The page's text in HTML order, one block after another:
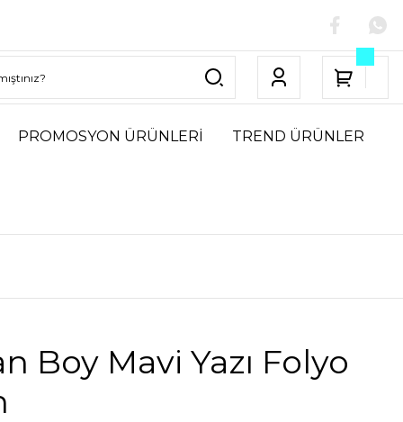
PROMOSYON ÜRÜNLERİ TREND ÜRÜNLER
Boy Mavi Yazı Folyo